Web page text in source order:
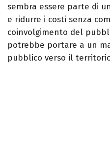
sembra essere parte di
e ridurre i costi senza
coinvolgimento del
potrebbe portare a un
pubblico verso il